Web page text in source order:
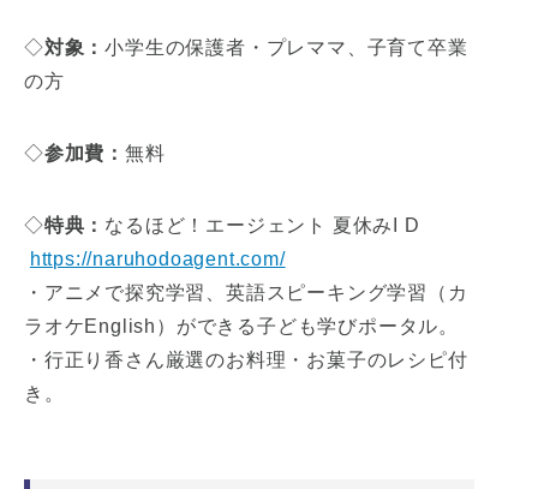
◇対象：小学生の保護者・プレママ、子育て卒業
の方
◇参加費：無料
◇特典： なるほど！エージェント 夏休みI D
https://naruhodoagent.com/
・アニメで探究学習、英語スピーキング学習（カ
ラオケEnglish）ができる子ども学びポータル。
・行正り香さん厳選のお料理・お菓子のレシピ付
き。